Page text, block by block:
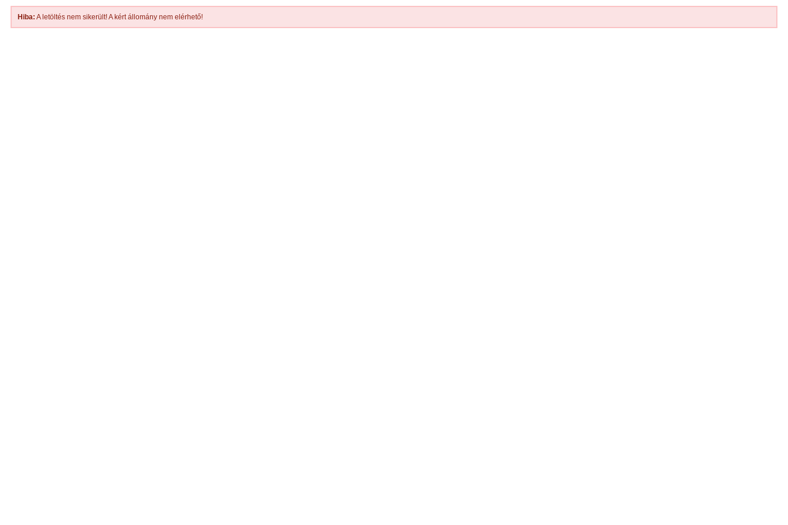
Hiba: A letöltés nem sikerült! A kért állomány nem elérhető!